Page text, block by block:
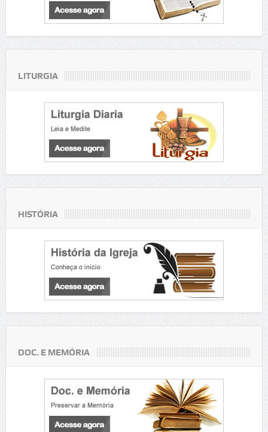
LITURGIA
HISTÓRIA
DOC. E MEMÓRIA